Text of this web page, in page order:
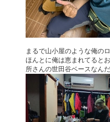
まるで山小屋のような俺
ほんとに俺は恵まれてる
所さんの世田谷ベースなん